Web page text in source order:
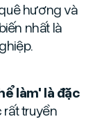
hương và
nhất là
làm' là đặc
rất truyền